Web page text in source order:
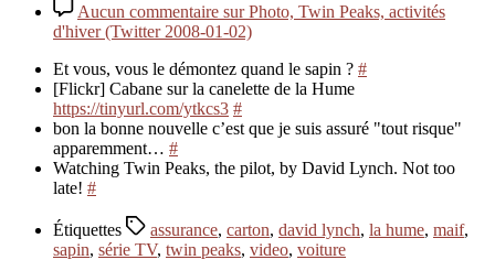
Aucun commentaire sur Photo, Twin Peaks, activités
d'hiver (Twitter 2008-01-02)
Et vous, vous le démontez quand le sapin ? #
[Flickr] Cabane sur la canelette de la Hume
https://tinyurl.com/ytkcs3 #
bon la bonne nouvelle c’est que je suis assuré "tout risque"
apparemment… #
Watching Twin Peaks, the pilot, by David Lynch. Not too
late! #
Étiquettes assurance, carton, david lynch, la hume, maif,
sapin, série TV, twin peaks, video, voiture